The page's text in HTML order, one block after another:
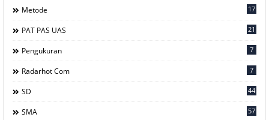
Metode 17
PAT PAS UAS 21
Pengukuran 7
Radarhot Com 7
SD 44
SMA 57